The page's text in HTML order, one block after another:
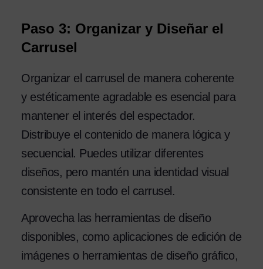
Paso 3: Organizar y Diseñar el
Carrusel
Organizar el carrusel de manera coherente
y estéticamente agradable es esencial para
mantener el interés del espectador.
Distribuye el contenido de manera lógica y
secuencial. Puedes utilizar diferentes
diseños, pero mantén una identidad visual
consistente en todo el carrusel.
Aprovecha las herramientas de diseño
disponibles, como aplicaciones de edición de
imágenes o herramientas de diseño gráfico,